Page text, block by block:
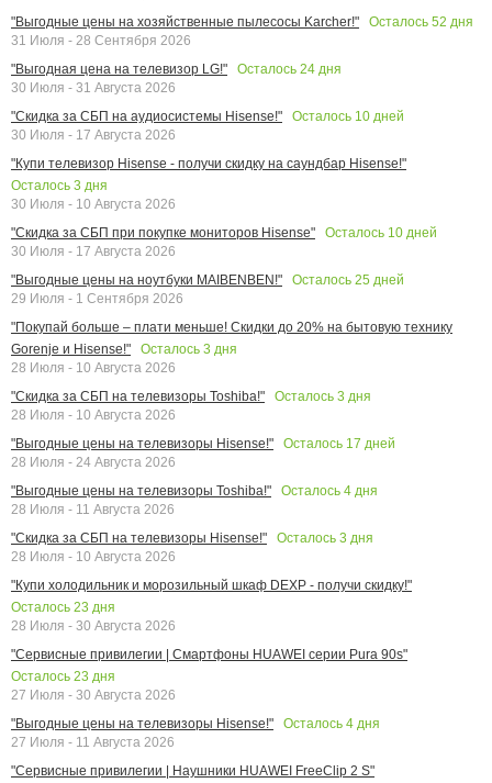
"Выгодные цены на хозяйственные пылесосы Karcher!"
Осталось 52 дня
31 Июля - 28 Сентября 2026
"Выгодная цена на телевизор LG!"
Осталось 24 дня
30 Июля - 31 Августа 2026
"Скидка за СБП на аудиосистемы Hisense!"
Осталось 10 дней
30 Июля - 17 Августа 2026
"Купи телевизор Hisense - получи скидку на саундбар Hisense!"
Осталось 3 дня
30 Июля - 10 Августа 2026
"Скидка за СБП при покупке мониторов Hisense"
Осталось 10 дней
30 Июля - 17 Августа 2026
"Выгодные цены на ноутбуки MAIBENBEN!"
Осталось 25 дней
29 Июля - 1 Сентября 2026
"Покупай больше – плати меньше! Скидки до 20% на бытовую технику
Gorenje и Hisense!"
Осталось 3 дня
28 Июля - 10 Августа 2026
"Скидка за СБП на телевизоры Toshiba!"
Осталось 3 дня
28 Июля - 10 Августа 2026
"Выгодные цены на телевизоры Hisense!"
Осталось 17 дней
28 Июля - 24 Августа 2026
"Выгодные цены на телевизоры Toshiba!"
Осталось 4 дня
28 Июля - 11 Августа 2026
"Скидка за СБП на телевизоры Hisense!"
Осталось 3 дня
28 Июля - 10 Августа 2026
"Купи холодильник и морозильный шкаф DEXP - получи скидку!"
Осталось 23 дня
28 Июля - 30 Августа 2026
"Сервисные привилегии | Смартфоны HUAWEI серии Pura 90s"
Осталось 23 дня
27 Июля - 30 Августа 2026
"Выгодные цены на телевизоры Hisense!"
Осталось 4 дня
27 Июля - 11 Августа 2026
"Сервисные привилегии | Наушники HUAWEI FreeClip 2 S"